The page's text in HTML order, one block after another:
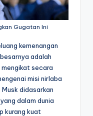
Gugatan Ini
kemenangan
adalah
secara
misi nirlaba
didasarkan
dalam dunia
kurang kuat